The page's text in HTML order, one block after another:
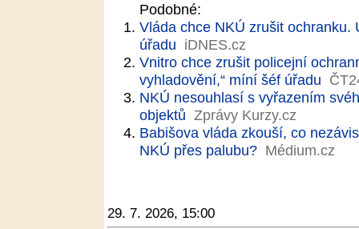
Podobné:
Vláda chce NKÚ zrušit ochranku.
úřadu iDNES.cz
Vnitro chce zrušit policejní
vyhladovění,“ míní šéf úřadu
NKÚ nesouhlasí s vyřazením
objektů Zprávy Kurzy.cz
Babišova vláda zkouší, co
NKÚ přes palubu? Médium.cz
29. 7. 2026, 15:00